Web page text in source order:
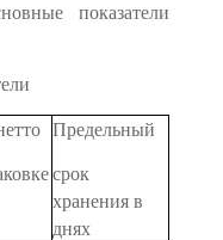
показатели
Предельный
срок
хранения в
днях